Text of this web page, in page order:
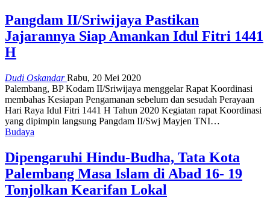
Pangdam II/Sriwijaya Pastikan
Jajarannya Siap Amankan Idul Fitri 1441
H
Dudi OskandarRabu, 20 Mei 2020
Palembang, BP Kodam II/Sriwijaya menggelar Rapat Koordinasi
membahas Kesiapan Pengamanan sebelum dan sesudah Perayaan
Hari Raya Idul Fitri 1441 H Tahun 2020 Kegiatan rapat Koordinasi
yang dipimpin langsung Pangdam II/Swj Mayjen TNI…
Budaya
Dipengaruhi Hindu-Budha, Tata Kota
Palembang Masa Islam di Abad 16- 19
Tonjolkan Kearifan Lokal